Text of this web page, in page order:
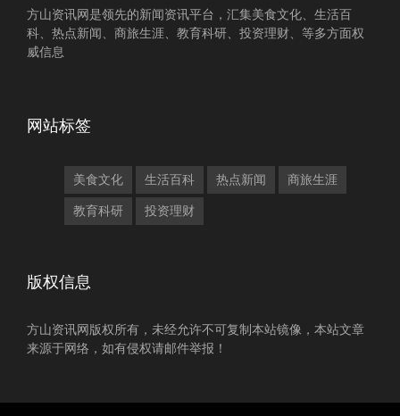
方山资讯网是领先的新闻资讯平台，汇集美食文化、生活百
科、热点新闻、商旅生涯、教育科研、投资理财、等多方面权
威信息
网站标签
美食文化 生活百科 热点新闻 商旅生涯
教育科研 投资理财
版权信息
方山资讯网版权所有，未经允许不可复制本站镜像，本站文章
来源于网络，如有侵权请邮件举报！